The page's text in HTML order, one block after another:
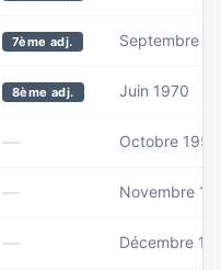
7ème adj. Septembre
8ème adj. Juin 1970
— Octobre 1959
— Novembre
— Décembre